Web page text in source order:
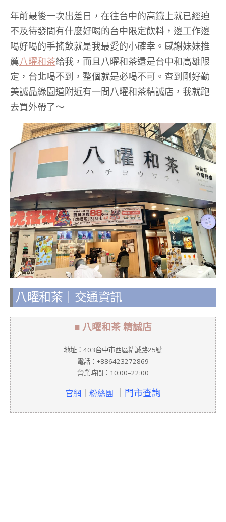
年前最後一次出差日，在往台中的高鐵上就已經迫
不及待發問有什麼好喝的台中限定飲料，邊工作邊
喝好喝的手搖飲就是我最愛的小確幸。感謝妹妹推
薦八曜和茶給我，而且八曜和茶還是台中和高雄限
定，台北喝不到，整個就是必喝不可。查到剛好勤
美誠品綠園道附近有一間八曜和茶精誠店，我就跑
去買外帶了～
八曜和茶｜交通資訊
■ 八曜和茶 精誠店
地址：403台中市西區精誠路25號
電話：+886423272869
營業時間：10:00–22:00
官網 粉絲團 門市查詢